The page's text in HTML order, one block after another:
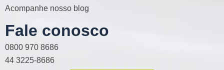
Acompanhe nosso blog
Fale conosco
0800 970 8686
44 3225-8686